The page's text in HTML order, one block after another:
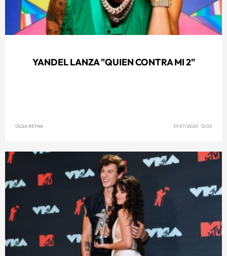
YANDEL LANZA "QUIEN CONTRA MI 2"
OLGA REYNA 31/07/2020 12:03